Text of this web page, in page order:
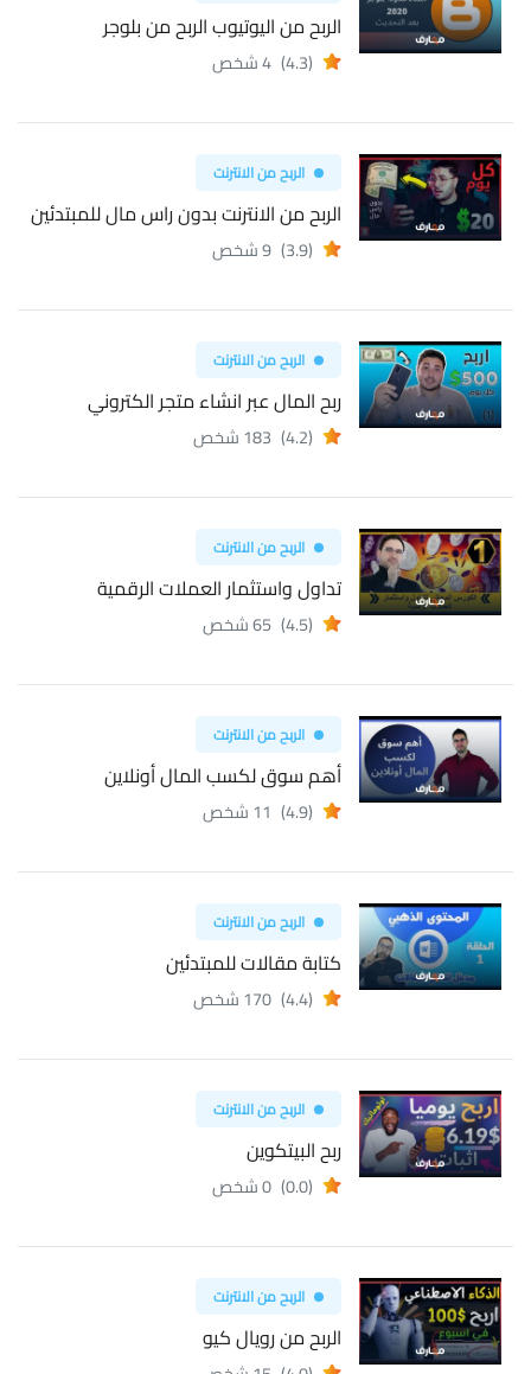
الربح من اليوتيوب الربح من بلوجر
(4.3) 4 شخص
الربح من الانترنت
الربح من الانترنت بدون راس مال للمبتدئين
(3.9) 9 شخص
الربح من الانترنت
ربح المال عبر انشاء متجر الكتروني
(4.2) 183 شخص
الربح من الانترنت
تداول واستثمار العملات الرقمية
(4.5) 65 شخص
الربح من الانترنت
أهم سوق لكسب المال أونلاين
(4.9) 11 شخص
الربح من الانترنت
كتابة مقالات للمبتدئين
(4.4) 170 شخص
الربح من الانترنت
ربح البيتكوين
(0.0) 0 شخص
الربح من الانترنت
الربح من رويال كيو